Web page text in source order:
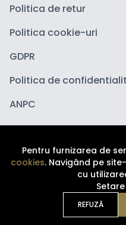
Politica de retur
Politica cookie-uri
GDPR
Politica de
ANPC
Copyright ©2026
drepturile sunt rezervate.
Pentru furnizarea de
cookies. Navigând pe
cu
REFUZĂ